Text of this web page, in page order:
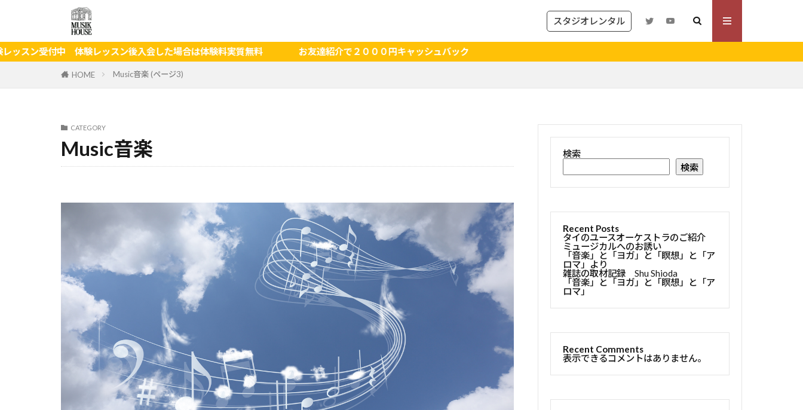
スタジオレンタル
レッスン後入会した場合は体験料実質無料 お友達紹介で２０００円キャッ
HOME Music音楽 (ページ3)
CATEGORY
Music音楽
検索
検索
Recent Posts
タイのユースオーケストラのご紹介
ミュージカルへのお誘い
「音楽」と「ヨガ」と「瞑想」と「ア
ロマ」より
雑誌の取材記録 Shu Shioda
「音楽」と「ヨガ」と「瞑想」と「ア
ロマ」
Recent Comments
表示できるコメントはありません。